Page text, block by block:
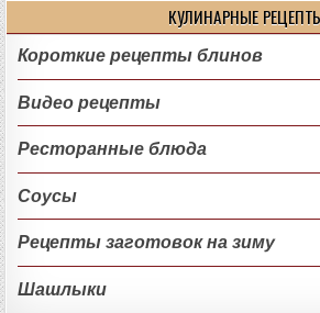
КУЛИНАРНЫЕ
Короткие рецепты блинов
Видео рецепты
Ресторанные блюда
Соусы
Рецепты заготовок на зиму
Шашлыки